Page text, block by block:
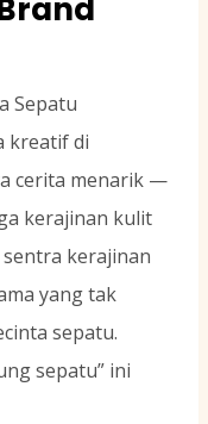
Sepatu
kreatif di
cerita menarik —
kerajinan kulit
kerajinan
yang tak
sepatu.
sepatu” ini